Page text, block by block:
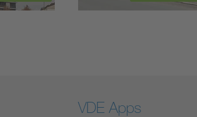
VDE Apps